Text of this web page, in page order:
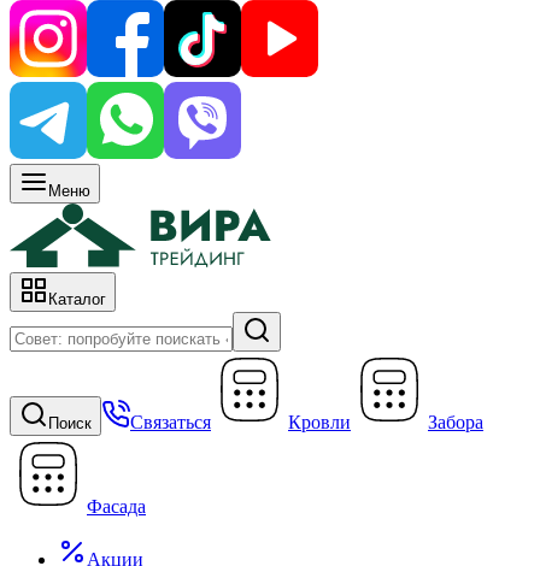
Меню
Каталог
Поиск Связаться Кровли Забора
Фасада
Акции